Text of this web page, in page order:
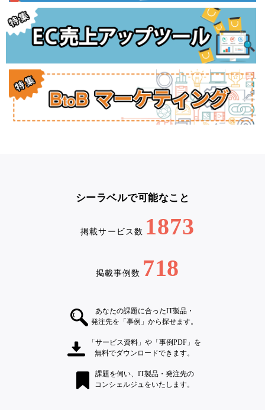
シーラベルで可能なこと
掲載サービス数 1873
掲載事例数 718
あなたの課題に合ったIT製品・
発注先を「事例」から探せます。
「サービス資料」や「事例PDF」を
無料でダウンロードできます。
課題を伺い、IT製品・発注先の
コンシェルジュをいたします。